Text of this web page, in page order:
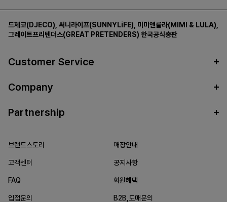
드제코(DJECO) 써니라이프(SUNNYLiFE) 미미앤룰라(MIMI & LULA)
그레이트프리텐더스(GREAT PRETENDERS) 한국공식총판
Customer Service
Company
Partnership
브랜드스토리 매장안내
고객센터 공지사항
FAQ 회원혜택
입점문의 B2B,도매문의